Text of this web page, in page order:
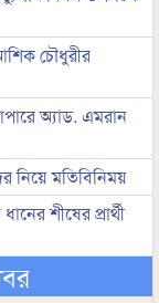
চৌধুরীর
অ্যাড. এমরান
নিয়ে মতিবিনিময়
শীষের প্রার্থী